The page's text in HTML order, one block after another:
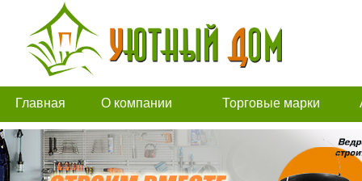
Главная О компании Торговые марки